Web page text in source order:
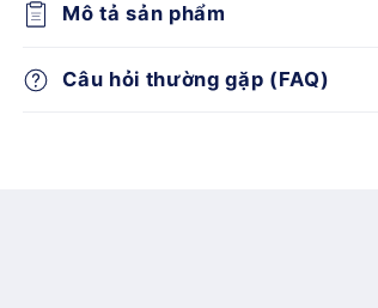
Mô tả sản phẩm
Câu hỏi thường gặp (FAQ)